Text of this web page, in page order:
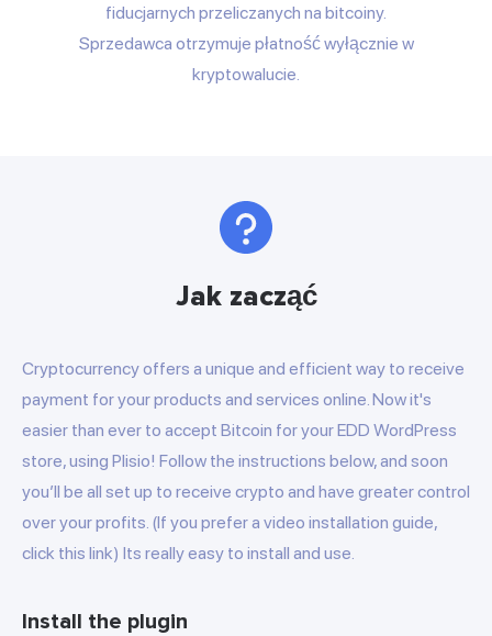
fiducjarnych przeliczanych na bitcoiny.
Sprzedawca otrzymuje płatność wyłącznie w
kryptowalucie.
Jak zacząć
Cryptocurrency offers a unique and efficient way to receive
payment for your products and services online. Now it's
easier than ever to accept Bitcoin for your EDD WordPress
store, using Plisio! Follow the instructions below, and soon
you’ll be all set up to receive crypto and have greater control
over your profits. (If you prefer a video installation guide,
click this link) Its really easy to install and use.
Install the plugin